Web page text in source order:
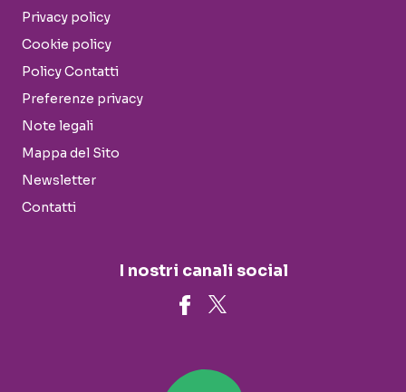
Privacy policy
Cookie policy
Policy Contatti
Preferenze privacy
Note legali
Mappa del Sito
Newsletter
Contatti
I nostri canali social